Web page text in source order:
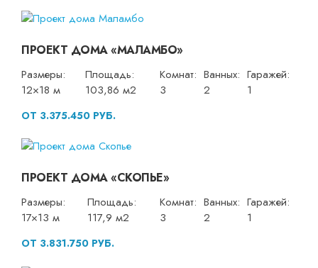
ПРОЕКТ ДОМА «МАЛАМБО»
Размеры:
12×18 м
Площадь:
103,86 м2
Комнат:
3
Ванных:
2
Гаражей:
1
ОТ 3.375.450 РУБ.
ПРОЕКТ ДОМА «СКОПЬЕ»
Размеры:
17×13 м
Площадь:
117,9 м2
Комнат:
3
Ванных:
2
Гаражей:
1
ОТ 3.831.750 РУБ.